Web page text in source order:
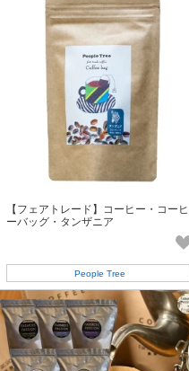
【フェアトレード】コーヒー・コーヒ
ーバッグ・タンザニア
People Tree